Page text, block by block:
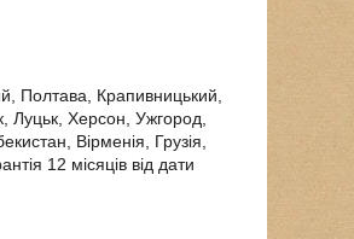
Полтава, Крапивницький,
Луцьк, Херсон, Ужгород,
Вірменія, Грузія,
12 місяців від дати